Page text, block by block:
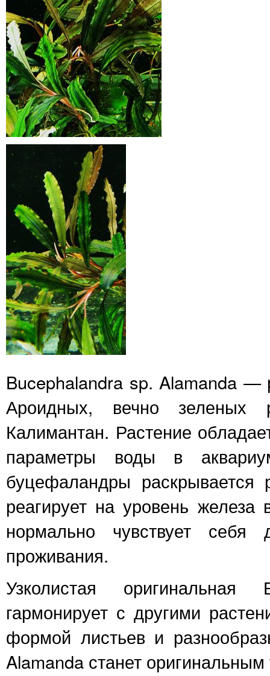
Bucephalandra sp. Alamanda —
Ароидных, вечно зеленых
Калимантан. Растение
параметры воды в
буцефаландры раскрывается
реагирует на уровень
нормально чувствует
проживания.
Узколистая
гармонирует с другими
формой листьев и
Alamanda станет